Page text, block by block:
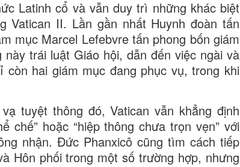
Latinh cổ và vẫn duy trì những khác biệt
Vatican II. Lần gần nhất Huynh đoàn tấn
mục Marcel Lefebvre tấn phong bốn giám
trái luật Giáo hội, dẫn đến việc ngài và
hai giám mục đang phục vụ, trong khi
tuyệt thông đó, Vatican vẫn khẳng định
chế” hoặc “hiệp thông chưa trọn vẹn” với
nhận. Đức Phanxicô cũng tìm cách tiếp
Hôn phối trong một số trường hợp, nhưng